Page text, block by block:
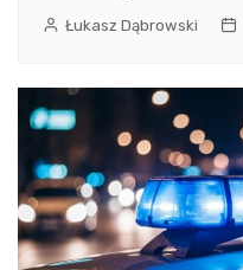
Łukasz Dąbrowski